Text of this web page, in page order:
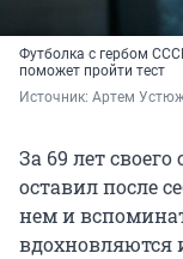
Футболка с гербом
поможет пройти тест
Источник: Артем
За 69 лет
оставил после
нем и
вдохновляются